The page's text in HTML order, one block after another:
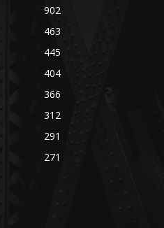
902
463
445
404
366
312
291
271